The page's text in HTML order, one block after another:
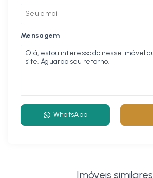
Mensagem
WhatsApp
Imóveis similares